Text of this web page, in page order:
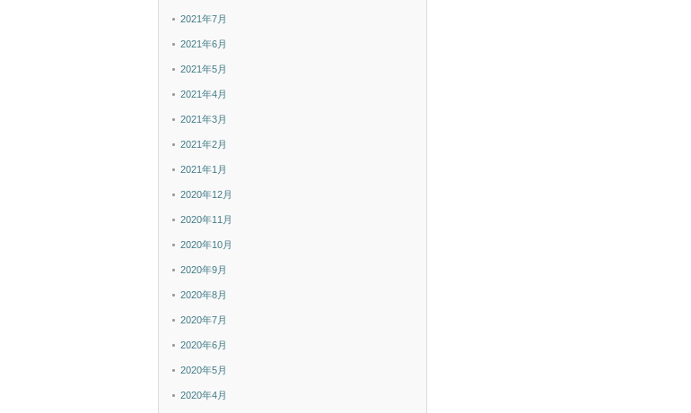
2021年7月
2021年6月
2021年5月
2021年4月
2021年3月
2021年2月
2021年1月
2020年12月
2020年11月
2020年10月
2020年9月
2020年8月
2020年7月
2020年6月
2020年5月
2020年4月